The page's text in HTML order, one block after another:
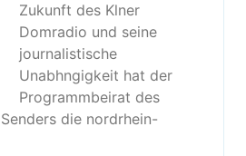
Zukunft des Klner
Domradio und seine
journalistische
Unabhngigkeit hat der
Programmbeirat des
die nordrhein-